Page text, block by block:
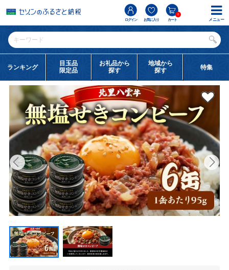
ログイン お気に入り カート
0
ランキング
目玉品
限定品
お礼品から
探す
地域から
探す
特集
メニュー